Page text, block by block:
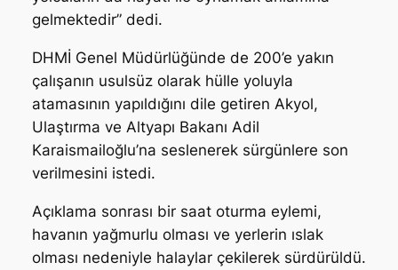
gelmektedir” dedi.
DHMİ Genel Müdürlüğünde de 200’e yakın
çalışanın usulsüz olarak hülle yoluyla
atamasının yapıldığını dile getiren Akyol,
Ulaştırma ve Altyapı Bakanı Adil
Karaismailoğlu’na seslenerek sürgünlere son
verilmesini istedi.
Açıklama sonrası bir saat oturma eylemi,
havanın yağmurlu olması ve yerlerin ıslak
olması nedeniyle halaylar çekilerek sürdürüldü.